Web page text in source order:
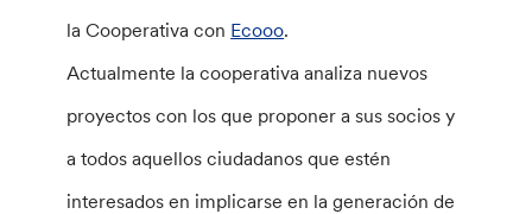
la Cooperativa con Ecooo.
Actualmente la cooperativa analiza nuevos
proyectos con los que proponer a sus socios y
a todos aquellos ciudadanos que estén
interesados en implicarse en la generación de